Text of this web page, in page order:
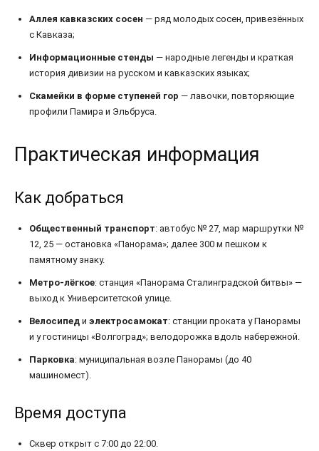
Аллея кавказских сосен — ряд молодых сосен, привезённых
с Кавказа;
Информационные стенды — народные легенды и краткая
история дивизии на русском и кавказских языках;
Скамейки в форме ступеней гор — лавочки, повторяющие
профили Памира и Эльбруса.
Практическая информация
Как добраться
Общественный транспорт: автобус № 27, мар маршрутки №
12, 25 — остановка «Панорама»; далее 300 м пешком к
памятному знаку.
Метро-лёгкое: станция «Панорама Сталинградской битвы» —
выход к Университетской улице.
Велосипед и электросамокат: станции проката у Панорамы
и у гостиницы «Волгоград»; велодорожка вдоль набережной.
Парковка: муниципальная возле Панорамы (до 40
машиномест).
Время доступа
Сквер открыт с 7:00 до 22:00.